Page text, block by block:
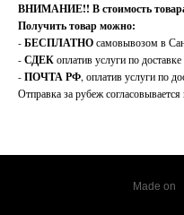
ВНИМАНИЕ!! В стоимость
Получить товар можно:
-БЕСПЛАТНОсамовывозом в
-СДЕКоплатив услуги по
-ПОЧТА РФ, оплатив услуги по
Отправка за рубеж
Made on